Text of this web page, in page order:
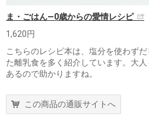
ま・ごはん―0歳からの愛情レシピ
1,620円
こちらのレシピ本は、塩分を使わず
た離乳食を多く紹介しています。大
あるので助かりますね。
この商品の通販サイトへ